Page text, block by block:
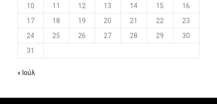
10
11 12 13 14 15
16
17
18 19 20 21 22
23
24
25 26 27 28 29
30
31
« Ιούλ